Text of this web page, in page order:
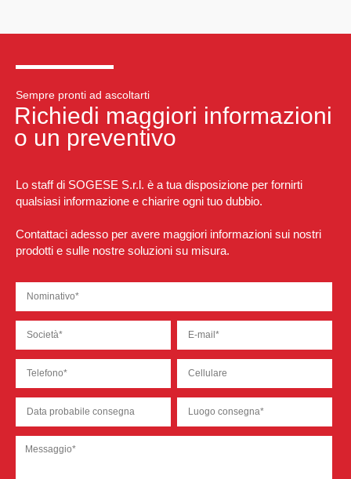
Sempre pronti ad ascoltarti
Richiedi maggiori informazioni
o un preventivo
Lo staff di SOGESE S.r.l. è a tua disposizione per fornirti
qualsiasi informazione e chiarire ogni tuo dubbio.
Contattaci adesso per avere maggiori informazioni sui nostri
prodotti e sulle nostre soluzioni su misura.